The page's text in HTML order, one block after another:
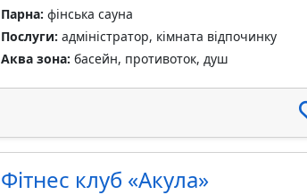
Парна: фінська сауна
Послуги: адміністратор, кімната відпочинку
Аква зона: басейн, противоток, душ
Фiтнес клуб «Акула»